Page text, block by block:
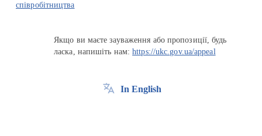
співробітництва
Якщо ви маєте зауваження або пропозиції, будь
ласка, напишіть нам:https://ukc.gov.ua/appeal
In English